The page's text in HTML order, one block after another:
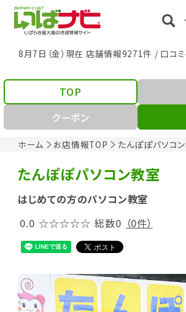
8月7日（金）現在 店舗情報9271件 / 口コ
ホーム お店情報TOP たんぽぽパソコ
TOP
クーポン
たんぽぽパソコン教室
はじめての方のパソコン教室
0.0 ☆☆☆☆☆ 総数0 （0件）